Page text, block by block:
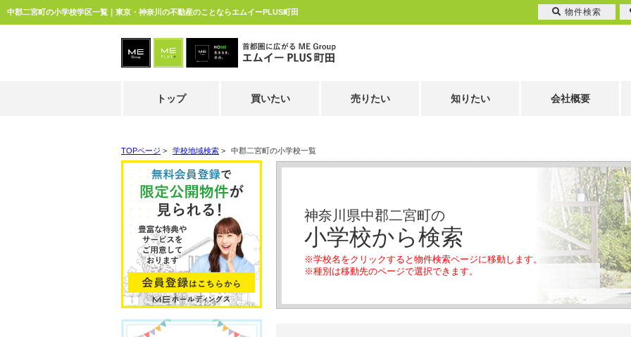
中郡二宮町の小学校学区一覧｜東京・神奈川の不動産のことならエムイーPLUS町田
トップ 買いたい 売りたい 知りたい 会社概要
TOPページ > 学校地域検索 > 中郡二宮町の小学校一覧
神奈川県中郡二宮町の
小学校から検索
※学校名をクリックすると物件検索ページに移動します。
※種別は移動先のページで選択できます。
物件検索